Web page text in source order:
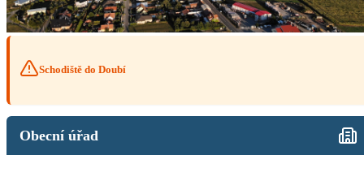
Schodiště do Doubí
Obecní úřad